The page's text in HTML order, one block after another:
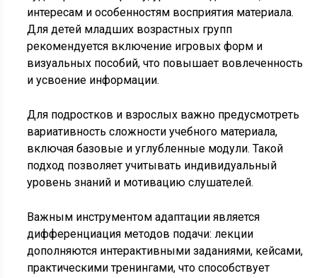
интересам и особенностям восприятия материала.
Для детей младших возрастных групп
рекомендуется включение игровых форм и
визуальных пособий, что повышает вовлеченность
и усвоение информации.
Для подростков и взрослых важно предусмотреть
вариативность сложности учебного материала,
включая базовые и углубленные модули. Такой
подход позволяет учитывать индивидуальный
уровень знаний и мотивацию слушателей.
Важным инструментом адаптации является
дифференциация методов подачи: лекции
дополняются интерактивными заданиями, кейсами,
практическими тренингами, что способствует